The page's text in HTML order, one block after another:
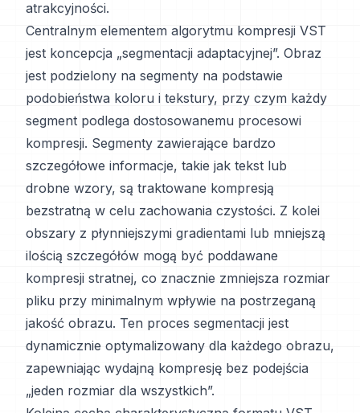
atrakcyjności.
Centralnym elementem algorytmu kompresji VST
jest koncepcja „segmentacji adaptacyjnej”. Obraz
jest podzielony na segmenty na podstawie
podobieństwa koloru i tekstury, przy czym każdy
segment podlega dostosowanemu procesowi
kompresji. Segmenty zawierające bardzo
szczegółowe informacje, takie jak tekst lub
drobne wzory, są traktowane kompresją
bezstratną w celu zachowania czystości. Z kolei
obszary z płynniejszymi gradientami lub mniejszą
ilością szczegółów mogą być poddawane
kompresji stratnej, co znacznie zmniejsza rozmiar
pliku przy minimalnym wpływie na postrzeganą
jakość obrazu. Ten proces segmentacji jest
dynamicznie optymalizowany dla każdego obrazu,
zapewniając wydajną kompresję bez podejścia
„jeden rozmiar dla wszystkich”.